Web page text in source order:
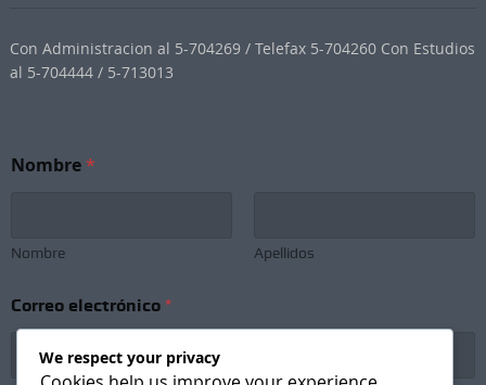
Con Administracion al 5-704269 / Telefax 5-704260 Con Estudios
al 5-704444 / 5-713013
Nombre*
Nombre Apellidos
Correo electrónico *
We respect your privacy